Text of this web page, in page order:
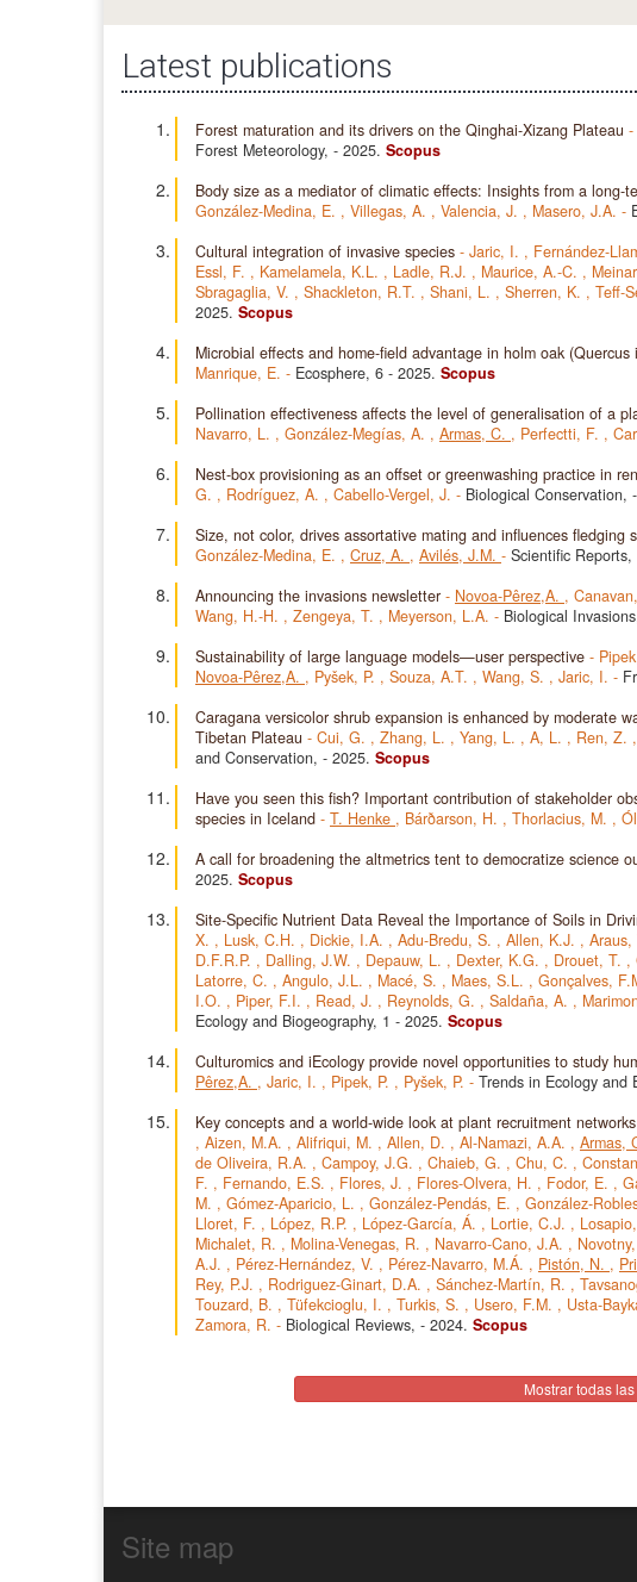
Latest publications
Forest maturation and its drivers on the Qinghai-Xizang Plateau -
Forest Meteorology, - 2025. Scopus
Body size as a mediator of climatic effects: Insights from a long-
González-Medina, E. , Villegas, A. , Valencia, J. , Masero, J.A. -
Cultural integration of invasive species - Jaric, I. , Fernández-
Essl, F. , Kamelamela, K.L. , Ladle, R.J. , Maurice, A.-C. ,
Sbragaglia, V. , Shackleton, R.T. , Shani, L. , Sherren, K. , Teff-
2025. Scopus
Microbial effects and home-field advantage in holm oak (Quercus
Manrique, E. - Ecosphere, 6 - 2025. Scopus
Pollination effectiveness affects the level of generalisation of a
Navarro, L. , González-Megías, A. , Armas, C. , Perfectti, F. ,
Nest-box provisioning as an offset or greenwashing practice in
G. , Rodríguez, A. , Cabello-Vergel, J. - Biological Conservation,
Size, not color, drives assortative mating and influences
González-Medina, E. , Cruz, A. , Avilés, J.M. - Scientific Reports,
Announcing the invasions newsletter - Novoa-Pêrez,A. ,
Wang, H.-H. , Zengeya, T. , Meyerson, L.A. - Biological
Sustainability of large language models—user perspective -
Novoa-Pêrez,A. , Pyšek, P. , Souza, A.T. , Wang, S. , Jaric, I. -
Caragana versicolor shrub expansion is enhanced by moderate
Tibetan Plateau - Cui, G. , Zhang, L. , Yang, L. , A, L. , Ren, Z. ,
and Conservation, - 2025. Scopus
Have you seen this fish? Important contribution of stakeholder
species in Iceland - T. Henke , Bárðarson, H. , Thorlacius, M. ,
A call for broadening the altmetrics tent to democratize science
2025. Scopus
Site-Specific Nutrient Data Reveal the Importance of Soils in
X. , Lusk, C.H. , Dickie, I.A. , Adu-Bredu, S. , Allen, K.J. , Araus,
D.F.R.P. , Dalling, J.W. , Depauw, L. , Dexter, K.G. , Drouet, T. ,
Latorre, C. , Angulo, J.L. , Macé, S. , Maes, S.L. , Gonçalves,
I.O. , Piper, F.I. , Read, J. , Reynolds, G. , Saldaña, A. ,
Ecology and Biogeography, 1 - 2025. Scopus
Culturomics and iEcology provide novel opportunities to study
Pêrez,A. , Jaric, I. , Pipek, P. , Pyšek, P. - Trends in Ecology and
Key concepts and a world-wide look at plant recruitment networks
, Aizen, M.A. , Alifriqui, M. , Allen, D. , Al-Namazi, A.A. , Armas,
de Oliveira, R.A. , Campoy, J.G. , Chaieb, G. , Chu, C. ,
F. , Fernando, E.S. , Flores, J. , Flores-Olvera, H. , Fodor, E. ,
M. , Gómez-Aparicio, L. , González-Pendás, E. , González-
Lloret, F. , López, R.P. , López-García, Á. , Lortie, C.J. ,
Michalet, R. , Molina-Venegas, R. , Navarro-Cano, J.A. ,
A.J. , Pérez-Hernández, V. , Pérez-Navarro, M.Á. , Pistón, N. ,
Rey, P.J. , Rodriguez-Ginart, D.A. , Sánchez-Martín, R. ,
Touzard, B. , Tüfekcioglu, I. , Turkis, S. , Usero, F.M. , Usta-
Zamora, R. - Biological Reviews, - 2024. Scopus
Mostrar todas
Site map